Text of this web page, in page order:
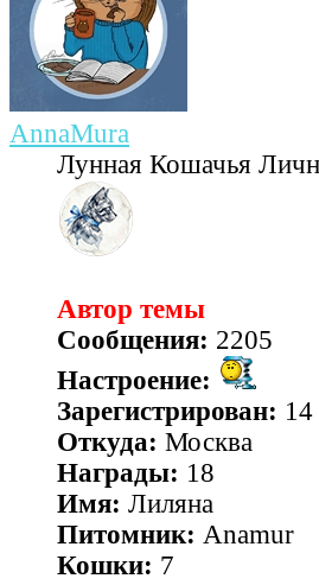
AnnaMura
Лунная Кошачья
Автор темы
Сообщения: 2205
Настроение:
Зарегистрирован:
Откуда: Москва
Награды: 18
Имя: Лиляна
Питомник: Anamur
Кошки: 7